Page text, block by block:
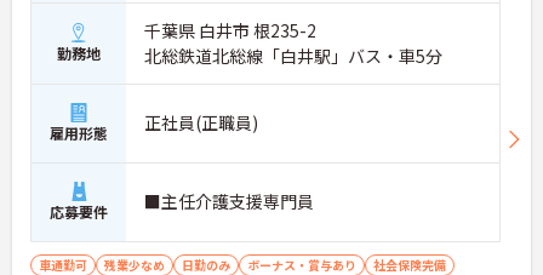
勤務地
千葉県 白井市 根235-2
北総鉄道北総線「白井駅」バス・車5分
雇用形態 正社員(正職員)
応募要件 ■主任介護支援専門員
車通勤可 残業少なめ 日勤のみ ボーナス・賞与あり
社会保険完備